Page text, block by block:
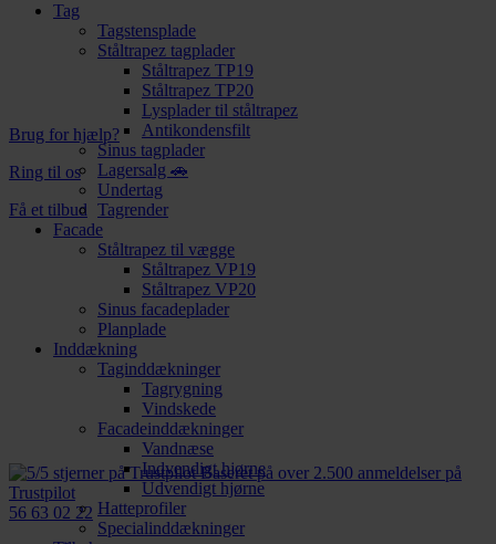
Tag
Tagstensplade
Ståltrapez tagplader
Ståltrapez TP19
Ståltrapez TP20
Lysplader til ståltrapez
Antikondensfilt
Sinus tagplader
Lagersalg 🚗
Undertag
Tagrender
Facade
Ståltrapez til vægge
Ståltrapez VP19
Ståltrapez VP20
Sinus facadeplader
Planplade
Inddækning
Taginddækninger
Tagrygning
Vindskede
Facadeinddækninger
Vandnæse
Indvendigt hjørne
Udvendigt hjørne
Hatteprofiler
Specialinddækninger
Brug for hjælp?
Ring til os
Få et tilbud
Baseret på over 2.500 anmeldelser på
Trustpilot
56 63 02 22